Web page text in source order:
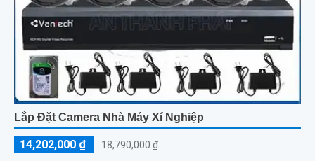
Lắp Đặt Camera Nhà Máy Xí Nghiệp
14,202,000 ₫ 18,790,000 ₫